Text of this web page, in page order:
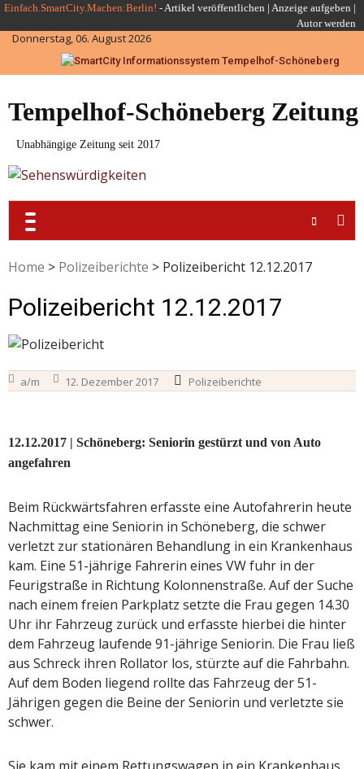
Skip
to
content
Einfach.SmartCity.Machen:Berlin! -Artikel veröffentlichen | Anzeige aufgeben |
Autor werden
Donnerstag, 06. August 2026
Tempelhof-Schöneberg Zeitung
Unabhängige Zeitung seit 2017
Home > Polizeiberichte > Polizeibericht 12.12.2017
Polizeibericht 12.12.2017
a/m 12. Dezember 2017 Polizeiberichte
12.12.2017 | Schöneberg: Seniorin gestürzt und von Auto
angefahren
Beim Rückwärtsfahren erfasste eine Autofahrerin heute
Nachmittag eine Seniorin in Schöneberg, die schwer
verletzt zur stationären Behandlung in ein Krankenhaus
kam. Eine 51-jährige Fahrerin eines VW fuhr in der
Feurigstraße in Richtung Kolonnenstraße. Auf der Suche
nach einem freien Parkplatz setzte die Frau gegen 14.30
Uhr ihr Fahrzeug zurück und erfasste hierbei die hinter
dem Fahrzeug laufende 91-jährige Seniorin. Die Frau ließ
aus Schreck ihren Rollator los, stürzte auf die Fahrbahn.
Auf dem Boden liegend rollte das Fahrzeug der 51-
Jährigen gegen die Beine der Seniorin und verletzte sie
schwer.